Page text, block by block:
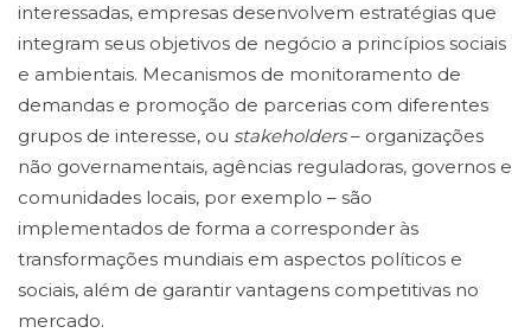
interessadas, empresas desenvolvem estratégias que
integram seus objetivos de negócio a princípios sociais
e ambientais. Mecanismos de monitoramento de
demandas e promoção de parcerias com diferentes
grupos de interesse, ou stakeholders– organizações
não governamentais, agências reguladoras, governos e
comunidades locais, por exemplo – são
implementados de forma a corresponder às
transformações mundiais em aspectos políticos e
sociais, além de garantir vantagens competitivas no
mercado.